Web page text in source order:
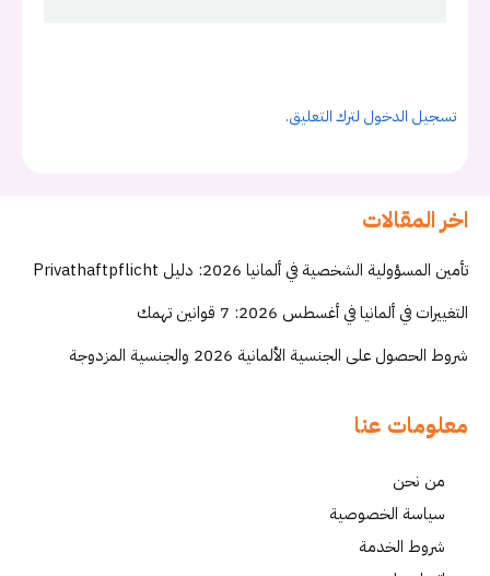
تسجيل الدخول لترك التعليق.
اخر المقالات
تأمين المسؤولية الشخصية في ألمانيا 2026: دليل Privathaftpflicht
التغييرات في ألمانيا في أغسطس 2026: 7 قوانين تهمك
شروط الحصول على الجنسية الألمانية 2026 والجنسية المزدوجة
معلومات عنا
من نحن
سياسة الخصوصية
شروط الخدمة